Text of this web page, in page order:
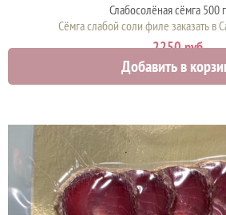
Слабосолёная сёмга 500
Сёмга слабой соли филе заказать в
2250 руб.
Добавить в